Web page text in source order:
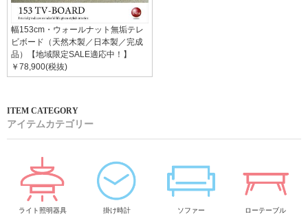
幅153cm・ウォールナット無垢テレ
ビボード（天然木製／日本製／完成
品）【地域限定SALE適応中！】
￥78,900(税抜)
アイテムカテゴリー
ライト照明器具 掛け時計 ソファー ローテーブル